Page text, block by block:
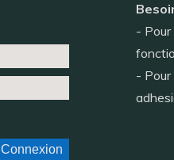
Connexion
-
-